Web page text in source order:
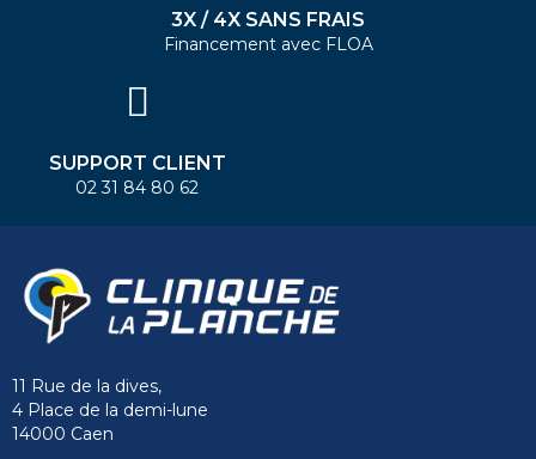
3X / 4X SANS FRAIS
Financement avec FLOA
SUPPORT CLIENT
02 31 84 80 62
11 Rue de la dives,
4 Place de la demi-lune
14000 Caen